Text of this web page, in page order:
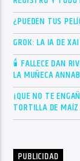
¿PUEDEN TUS
GROK: LA IA DE
🕯 FALLECE DAN
LA MUÑECA
¡QUE NO TE
TORTILLA DE
PUBLICIDAD